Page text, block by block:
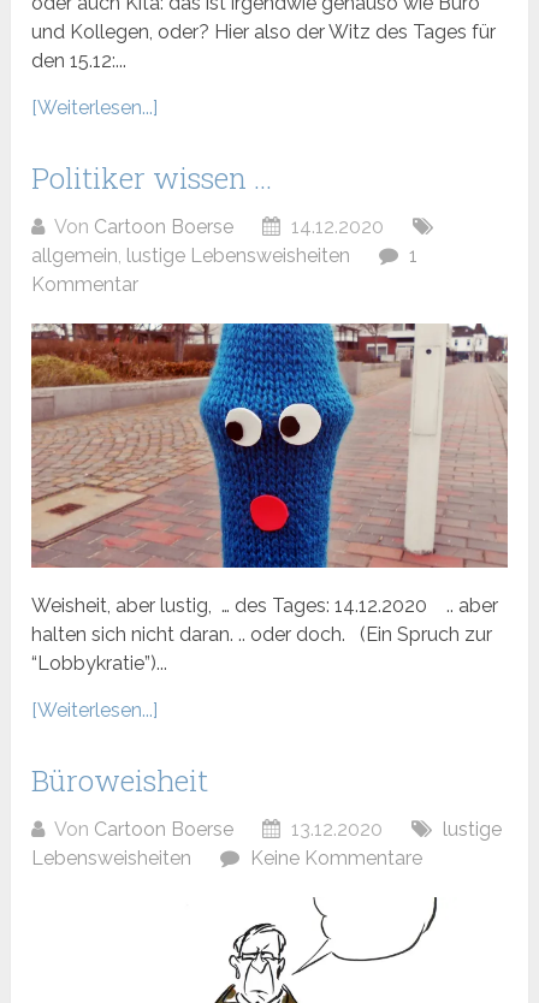
und Kollegen, oder? Hier also der Witz des Tages für
den 15.12:...
[Weiterlesen...]
Politiker wissen …
Von Cartoon Boerse
14.12.2020
allgemein lustige Lebensweisheiten
1
Kommentar
Weisheit, aber lustig, … des Tages: 14.12.2020 .. aber
halten sich nicht daran. .. oder doch. (Ein Spruch zur
“Lobbykratie”)...
[Weiterlesen...]
Büroweisheit
Von Cartoon Boerse 13.12.2020
lustige
Lebensweisheiten
Keine Kommentare